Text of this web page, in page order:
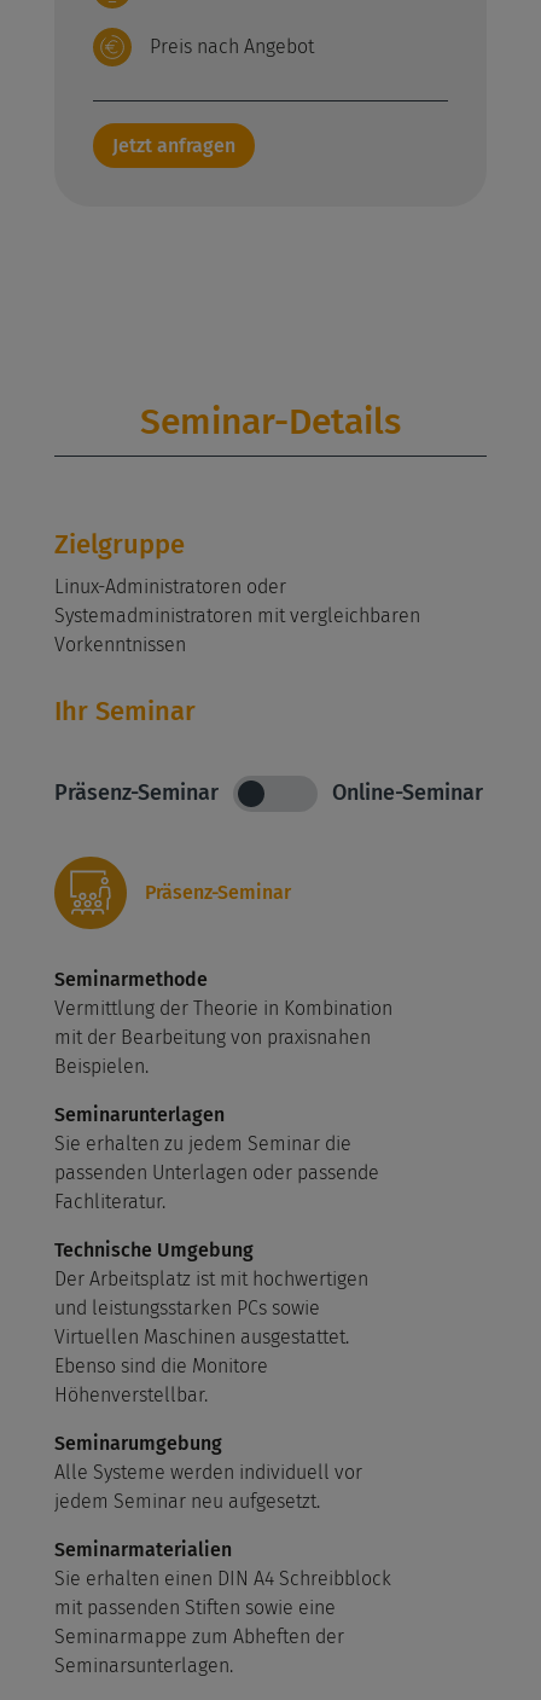
Preis nach Angebot
Jetzt anfragen
Seminar-Details
Zielgruppe
Linux-Administratoren oder
Systemadministratoren mit vergleichbaren
Vorkenntnissen
Ihr Seminar
Präsenz-Seminar Online-Seminar
Präsenz-Seminar
Seminarmethode
Vermittlung der Theorie in Kombination
mit der Bearbeitung von praxisnahen
Beispielen.
Seminarunterlagen
Sie erhalten zu jedem Seminar die
passenden Unterlagen oder passende
Fachliteratur.
Technische Umgebung
Der Arbeitsplatz ist mit hochwertigen
und leistungsstarken PCs sowie
Virtuellen Maschinen ausgestattet.
Ebenso sind die Monitore
Höhenverstellbar.
Seminarumgebung
Alle Systeme werden individuell vor
jedem Seminar neu aufgesetzt.
Seminarmaterialien
Sie erhalten einen DIN A4 Schreibblock
mit passenden Stiften sowie eine
Seminarmappe zum Abheften der
Seminarsunterlagen.